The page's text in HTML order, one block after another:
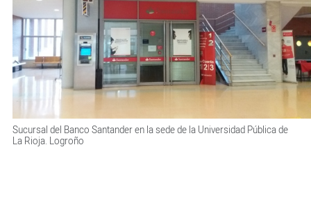
Sucursal del Banco Santander en la sede de la Universidad Pública de
La Rioja. Logroño